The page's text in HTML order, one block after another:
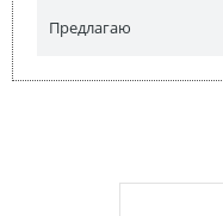
Предлагаю